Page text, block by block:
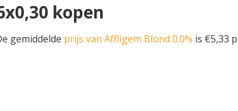
kopen
gemiddelde prijs van Affligem Blond 0.0% is €5,33